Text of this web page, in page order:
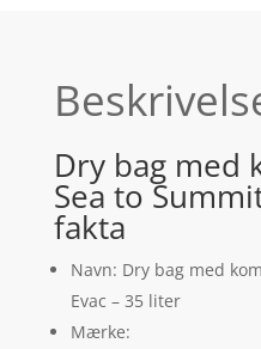
Dry bag med
Sea to
fakta
Navn: Dry bag med
Evac – 35 liter
Mærke: